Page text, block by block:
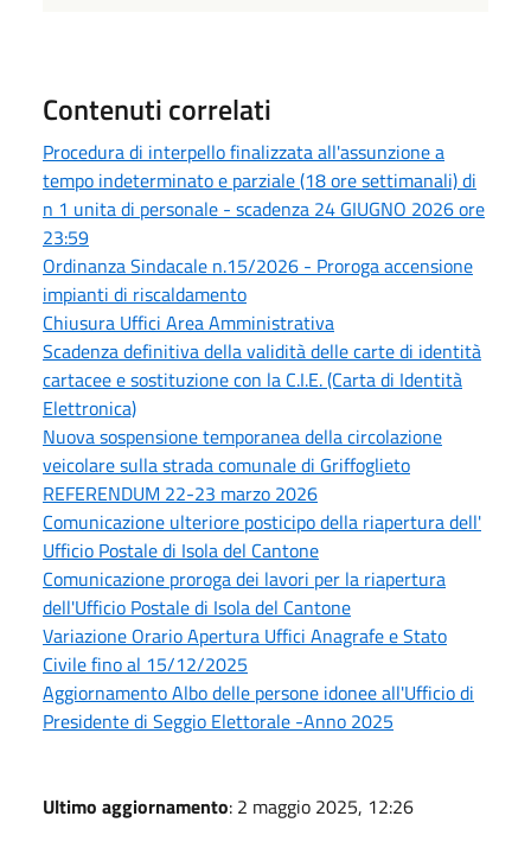
Contenuti correlati
Procedura di interpello finalizzata all'assunzione a
tempo indeterminato e parziale (18 ore settimanali) di
n 1 unita di personale - scadenza 24 GIUGNO 2026 ore
23:59
Ordinanza Sindacale n.15/2026 - Proroga accensione
impianti di riscaldamento
Chiusura Uffici Area Amministrativa
Scadenza definitiva della validità delle carte di identità
cartacee e sostituzione con la C.I.E. (Carta di Identità
Elettronica)
Nuova sospensione temporanea della circolazione
veicolare sulla strada comunale di Griffoglieto
REFERENDUM 22-23 marzo 2026
Comunicazione ulteriore posticipo della riapertura dell'
Ufficio Postale di Isola del Cantone
Comunicazione proroga dei lavori per la riapertura
dell'Ufficio Postale di Isola del Cantone
Variazione Orario Apertura Uffici Anagrafe e Stato
Civile fino al 15/12/2025
Aggiornamento Albo delle persone idonee all'Ufficio di
Presidente di Seggio Elettorale -Anno 2025
Ultimo aggiornamento: 2 maggio 2025, 12:26